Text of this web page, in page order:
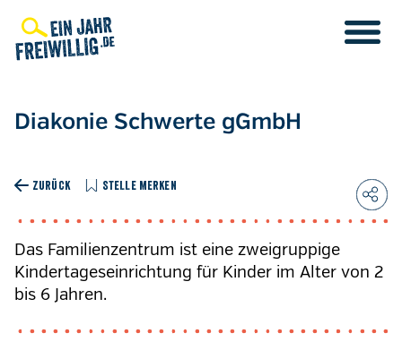
zum
Inhalt
Diakonie Schwerte gGmbH
ZURÜCK STELLE MERKEN
Das Familienzentrum ist eine zweigruppige
Kindertageseinrichtung für Kinder im Alter von 2
bis 6 Jahren.